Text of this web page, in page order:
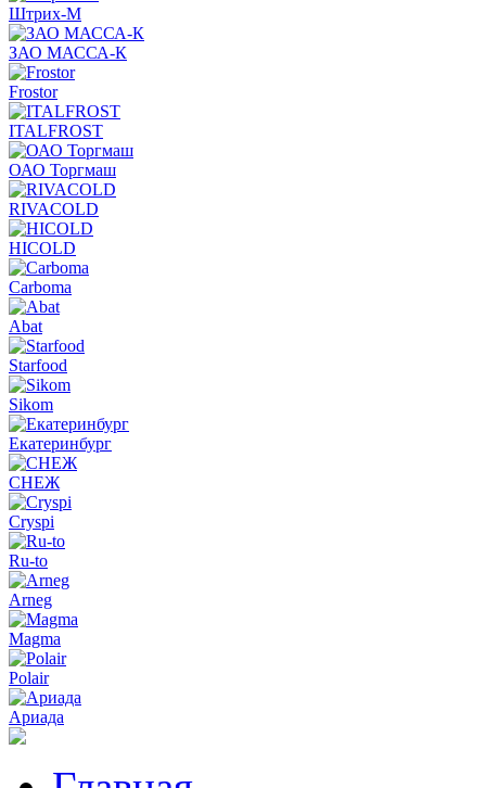
Штрих-М
ЗАО МАССА-К
Frostor
ITALFROST
ОАО Торгмаш
RIVACOLD
HICOLD
Carboma
Abat
Starfood
Sikom
Екатеринбург
СНЕЖ
Cryspi
Ru-to
Arneg
Magma
Polair
Ариада